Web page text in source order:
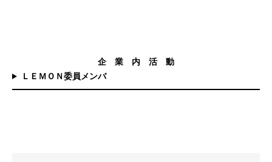
企 業 内 活 動
ＬＥＭＯＮ委員メンバ